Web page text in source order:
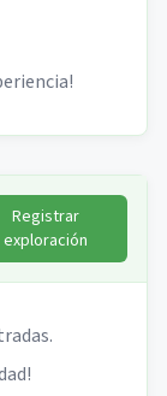
Registrar
exploración